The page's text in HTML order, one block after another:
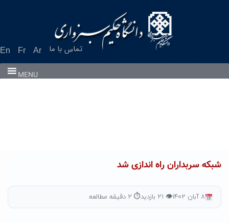
En Fr Ar تماس با ما
MENU
شبکه سربداران راه اندازی شد
۸ آبان ۱۴۰۲ 👁 ۲۱ بازدید ⏱ ۲ دقیقه مطالعه